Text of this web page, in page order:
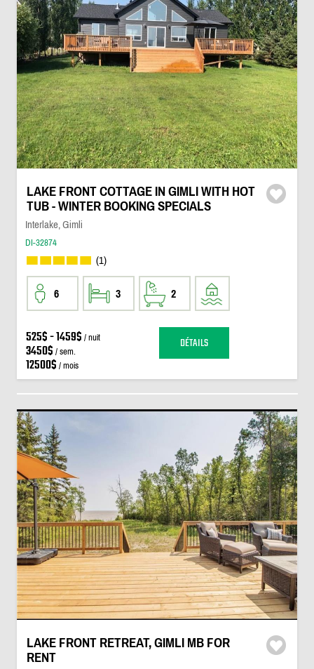
LAKE FRONT COTTAGE IN GIMLI WITH HOT
TUB - WINTER BOOKING SPECIALS
Interlake, Gimli
DI-32874
(1)
6 3 2
525$ - 1459$ / nuit
3450$ / sem.
12500$ / mois
DÉTAILS
LAKE FRONT RETREAT, GIMLI MB FOR
RENT